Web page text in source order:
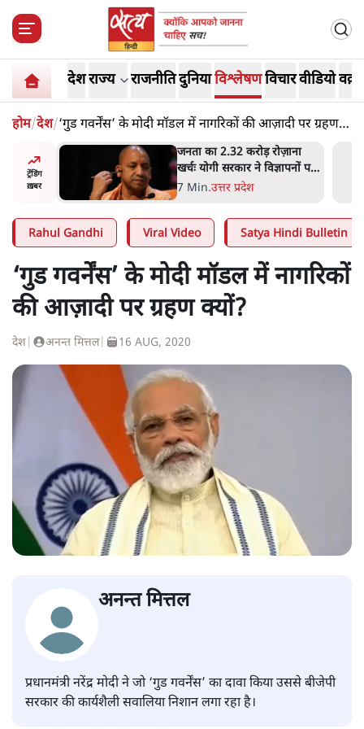
देशराज्य राजनीतिदुनियाविश्लेषणविचारवीडियो
होम/देश/‘गुड गवर्नेंस’ के मोदी मॉडल में नागरिकों की आज़ादी पर ग्रहण
क्यों?
ट्रेंडिंग
ख़बर
पर
उलटबांसीः राष्ट्र के चरित्र की मरम्मत
जारी है
11 Min.व्यंग्य/उलटबाँसी
Rahul Gandhi Viral Video Satya Hindi Bulletin
‘गुड गवर्नेंस’ के मोदी मॉडल में नागरिकों
की आज़ादी पर ग्रहण क्यों?
देश अनन्त मित्तल| 16 AUG, 2020
अनन्त मित्तल
प्रधानमंत्री नरेंद्र मोदी ने जो ‘गुड गवर्नेंस’ का दावा किया उससे बीजेपी
सरकार की कार्यशैली सवालिया निशान लगा रहा है।